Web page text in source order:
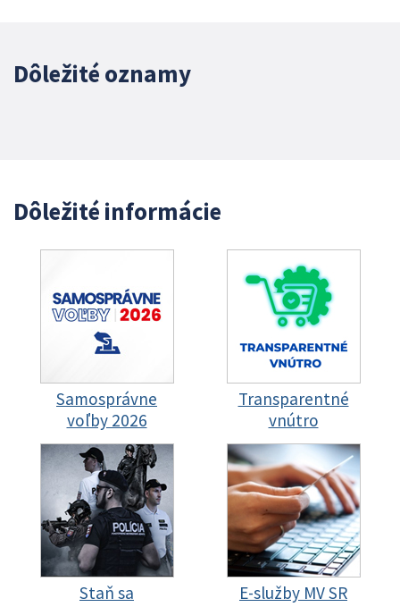
Dôležité oznamy
Dôležité informácie
Samosprávne
voľby 2026
Transparentné
vnútro
Staň sa
E-služby MV SR